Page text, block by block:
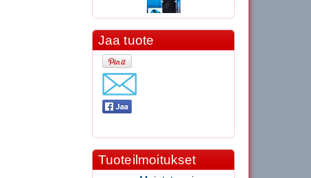
Laadukas Tournan keh...
Jaa tuote
Tuoteilmoitukset